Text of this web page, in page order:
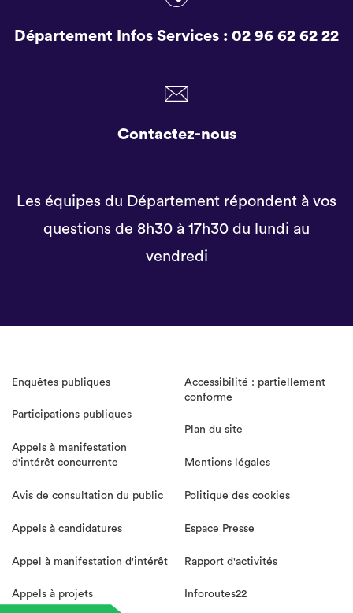
Département Infos Services : 02 96 62 62 22
Contactez-nous
Les équipes du Département répondent à vos
questions de 8h30 à 17h30 du lundi au
vendredi
Enquêtes publiques
Participations publiques
Appels à manifestation
d'intérêt concurrente
Avis de consultation du public
Appels à candidatures
Appel à manifestation d'intérêt
Appels à projets
Accessibilité : partiellement
conforme
Plan du site
Mentions légales
Politique des cookies
Espace Presse
Rapport d'activités
Inforoutes22